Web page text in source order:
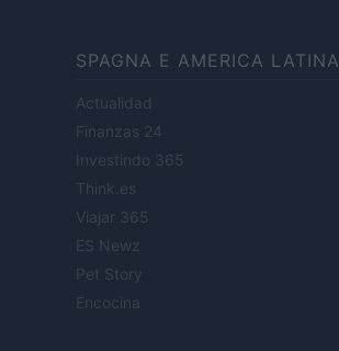
SPAGNA E AMERICA LATINA
Actualidad
Finanzas 24
Investindo 365
Think.es
Viajar 365
ES Newz
Pet Story
Encocina